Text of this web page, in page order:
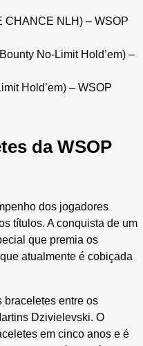
CHANCE NLH) – WSOP
No-Limit Hold’em) –
Hold’em) – WSOP
da WSOP
dos jogadores
títulos. A conquista de um
que premia os
atualmente é cobiçada
braceletes entre os
Dzivielevski. O
em cinco anos e é